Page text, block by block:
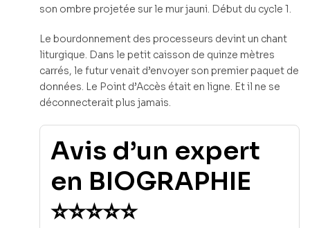
son ombre projetée sur le mur jauni. Début du cycle 1.
Le bourdonnement des processeurs devint un chant
liturgique. Dans le petit caisson de quinze mètres
carrés, le futur venait d’envoyer son premier paquet de
données. Le Point d’Accès était en ligne. Et il ne se
déconnecterait plus jamais.
Avis d’un expert
en BIOGRAPHIE
⭐⭐⭐⭐⭐